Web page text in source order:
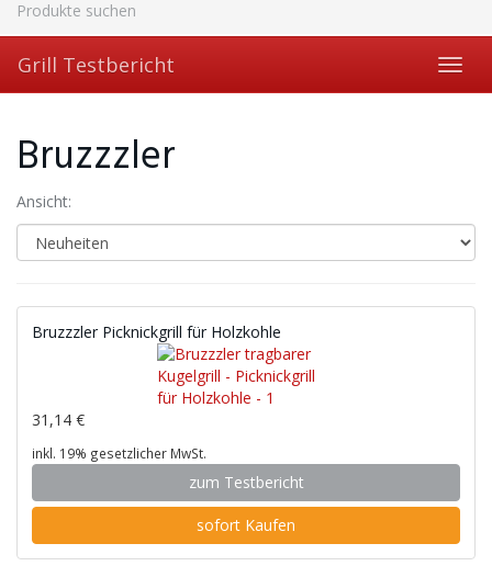
Skip
to
main
content
Produkte suchen
Grill Testbericht
Bruzzzler
Ansicht:
Bruzzzler Picknickgrill für Holzkohle
31,14 €
inkl. 19% gesetzlicher MwSt.
zum Testbericht
sofort Kaufen